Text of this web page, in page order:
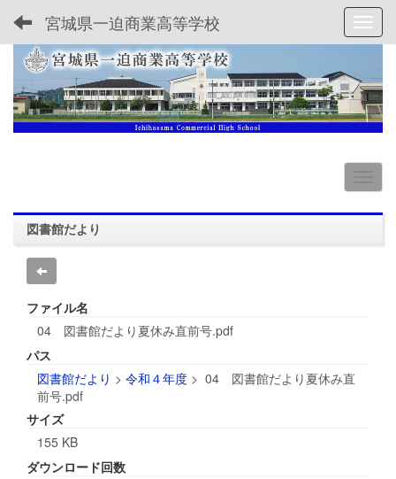
宮城県一迫商業高等学校
図書館だより
ファイル名
04 図書館だより夏休み直前号.pdf
パス
図書館だより > 令和４年度 > 04 図書館だより夏休み直
前号.pdf
サイズ
155 KB
ダウンロード回数